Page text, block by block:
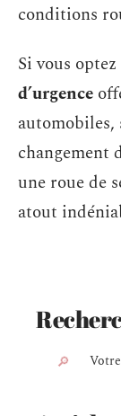
conditions
Si vous
d’urgence
automobiles,
changement
une roue de
atout